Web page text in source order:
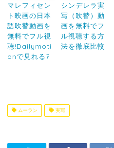
マレフィセン
ト映画の日本
語吹替動画を
無料でフル視
聴!Dailymoti
onで見れる?
シンデレラ実
写（吹替）動
画を無料でフ
ル視聴する方
法を徹底比較
ムーラン 実写